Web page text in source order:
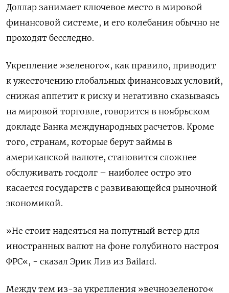
Доллар занимает ключевое место в мировой
финансовой системе, и его колебания обычно не
проходят бесследно.
Укрепление »зеленого«, как правило, приводит
к ужесточению глобальных финансовых условий,
снижая аппетит к риску и негативно сказываясь
на мировой торговле, говорится в ноябрьском
докладе Банка международных расчетов. Кроме
того, странам, которые берут займы в
американской валюте, становится сложнее
обслуживать госдолг – наиболее остро это
касается государств с развивающейся рыночной
экономикой.
»Не стоит надеяться на попутный ветер для
иностранных валют на фоне голубиного настроя
ФРС«, - сказал Эрик Лив из Bailard.
Между тем из-за укрепления »вечнозеленого«